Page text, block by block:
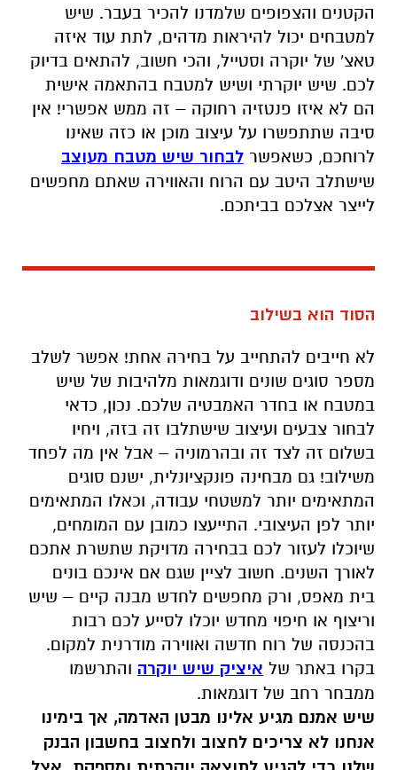
הקטנים והצפופים שלמדנו להכיר בעבר. שיש
למטבחים יכול להיראות מדהים, לתת עוד איזה
טאצ' של יוקרה וסטייל, והכי חשוב, להתאים בדיוק
לכם. שיש יוקרתי ושיש למטבח בהתאמה אישית
הם לא איזו פנטזיה רחוקה – זה ממש אפשרי! אין
סיבה שתתפשרו על עיצוב מוכן או כזה שאינו
לרוחכם, כשאפשר לבחור שיש מטבח מעוצב
שישתלב היטב עם הרוח והאווירה שאתם מחפשים
לייצר אצלכם בביתכם.
הסוד הוא בשילוב
לא חייבים להתחייב על בחירה אחת! אפשר לשלב
מספר סוגים שונים ודוגמאות מלהיבות של שיש
במטבח או בחדר האמבטיה שלכם. נכון, כדאי
לבחור צבעים ועיצוב שישתלבו זה בזה, ויחיו
בשלום זה לצד זה ובהרמוניה – אבל אין מה לפחד
משילוב! גם מבחינה פונקציונלית, ישנם סוגים
המתאימים יותר למשטחי עבודה, וכאלו המתאימים
יותר לפן העיצובי. התייעצו כמובן עם המומחים,
שיוכלו לעזור לכם בבחירה מדויקת שתשרת אתכם
לאורך השנים. חשוב לציין שגם אם אינכם בונים
בית מאפס, ורק מחפשים לחדש מבנה קיים – שיש
וריצוף או חיפוי מחדש יוכלו לסייע לכם רבות
בהכנסה של רוח חדשה ואווירה מודרנית למקום.
בקרו באתר של איציק שיש יוקרה והתרשמו
ממבחר רחב של דוגמאות.
שיש אמנם מגיע אלינו מבטן האדמה, אך בימינו
אנחנו לא צריכים לחצוב ולחצוב בחשבון הבנק